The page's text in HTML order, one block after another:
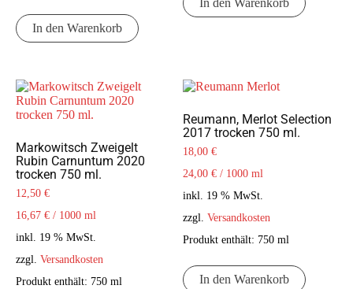
In den Warenkorb
Markowitsch Zweigelt
Rubin Carnuntum 2020
trocken 750 ml.
12,50 €
16,67 € / 1000 ml
inkl. 19 % MwSt.
zzgl. Versandkosten
Produkt enthält: 750 ml
Reumann, Merlot Selection
2017 trocken 750 ml.
18,00€
24,00€ / 1000 ml
inkl. 19 % MwSt.
zzgl.Versandkosten
Produkt enthält: 750ml
In den Warenkorb